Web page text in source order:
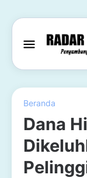
Beranda
Dana